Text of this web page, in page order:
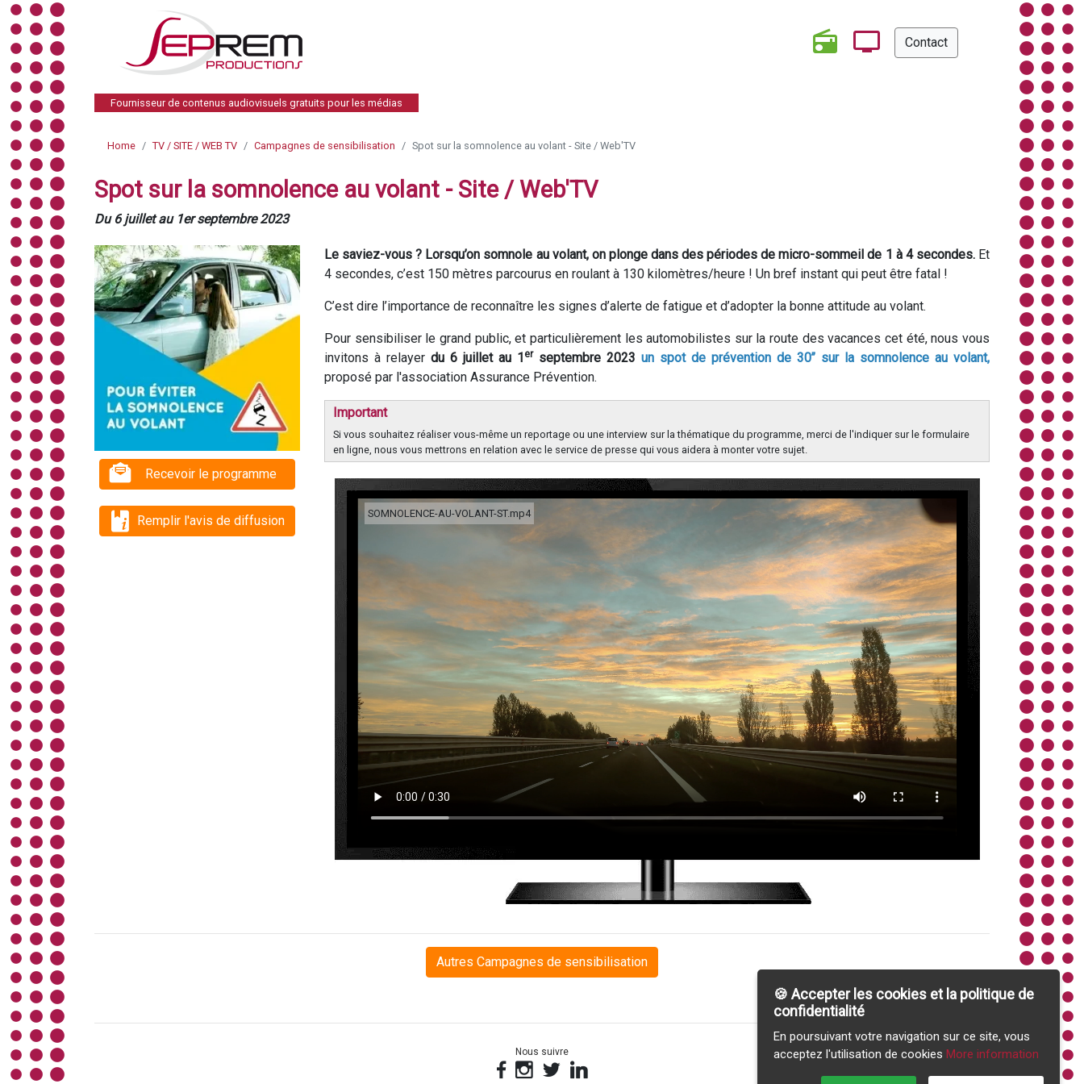
Contact
Fournisseur de contenus audiovisuels gratuits pour les médias
Home TV / SITE / WEB TV Campagnes de sensibilisation Spot sur la somnolence au volant - Site / Web'TV
Spot sur la somnolence au volant - Site / Web'TV
Du 6 juillet au 1er septembre 2023
Recevoir le programme
Remplir l'avis de diffusion
Le saviez-vous ? Lorsqu’on somnole au volant, on plonge dans des périodes de micro-sommeil de 1 à 4 secondes.Et
4 secondes, c’est 150 mètres parcourus en roulant à 130 kilomètres/heure ! Un bref instant qui peut être fatal !
C’est dire l’importance de reconnaître les signes d’alerte de fatigue et d’adopter la bonne attitude au volant.
Pour sensibiliser le grand public, et particulièrement les automobilistes sur la route des vacances cet été, nous vous
invitons à relayer du 6 juillet au 1 erseptembre 2023 un spot de prévention de 30’’ sur la somnolence au volant,
proposé par l'association Assurance Prévention.
Important
Si vous souhaitez réaliser vous-même un reportage ou une interview sur la thématique du programme, merci de l'indiquer sur le formulaire
en ligne, nous vous mettrons en relation avec le service de presse qui vous aidera à monter votre sujet.
SOMNOLENCE-AU-VOLANT-ST.mp4
Autres Campagnes de sensibilisation
Nous suivre
🍪 Accepter les cookies et la politique de
confidentialité
En poursuivant votre navigation sur ce site, vous
acceptez l'utilisation de cookies More information